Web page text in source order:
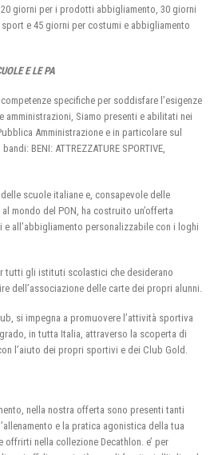
giorni per i prodotti abbigliamento, 30 giorni
e 45 giorni per costumi e abbigliamento
E LE PA
specifiche per soddisfare l’esigenze
amministrazioni, Siamo presenti e abilitati nei
Amministrazione e in particolare sul
BENI: ATTREZZATURE SPORTIVE,
scuole italiane e, consapevole delle
mondo del PON, ha costruito un’offerta
all’abbigliamento personalizzabile con i loghi
tutti gli istituti scolastici che desiderano
dell’associazione delle carte dei propri alunni.
si impegna a promuovere l’attività sportiva
in tutta Italia, attraverso la scoperta di
l’aiuto dei propri sportivi e dei Club Gold.
nella nostra offerta sono presenti tanti
e la pratica agonistica della tua
nella collezione Decathlon. e’ per